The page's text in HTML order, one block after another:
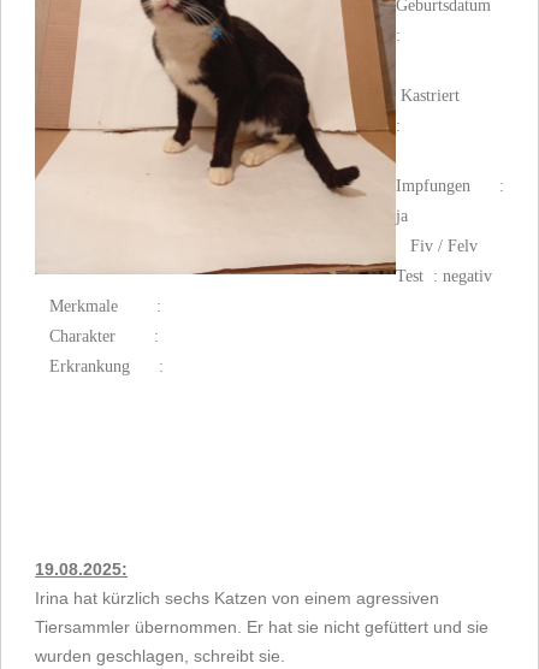
Geburtsdatum
:
Kastriert
:
Impfungen :
ja
Fiv / Felv
Test : negativ
Merkmale :
Charakter :
Erkrankung :
19.08.2025:
Irina hat kürzlich sechs Katzen von einem agressiven
Tiersammler übernommen. Er hat sie nicht gefüttert und sie
wurden geschlagen, schreibt sie.